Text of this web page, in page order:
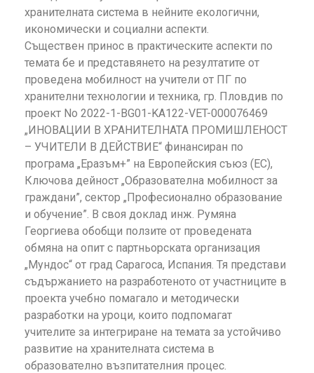
хранителната система в нейните екологични,
икономически и социални аспекти.
Съществен принос в практическите аспекти по
темата бе и представянето на резултатите от
проведена мобилност на учители от ПГ по
хранителни технологии и техника, гр. Пловдив по
проект No 2022-1-BG01-KA122-VET-000076469
„ИНОВАЦИИ В ХРАНИТЕЛНАТА ПРОМИШЛЕНОСТ
– УЧИТЕЛИ В ДЕЙСТВИЕ“ финансиран по
програма „Еразъм+” на Европейския съюз (ЕС),
Ключова дейност „Образователна мобилност за
граждани”, сектор „Професионално образование
и обучение”. В своя доклад инж. Румяна
Георгиева обобщи ползите от проведената
обмяна на опит с партньорската организация
„Мундос“ от град Сарагоса, Испания. Тя представи
съдържанието на разработеното от участниците в
проекта учебно помагало и методически
разработки на уроци, които подпомагат
учителите за интегриране на темата за устойчиво
развитие на хранителната система в
образователно възпитателния процес.